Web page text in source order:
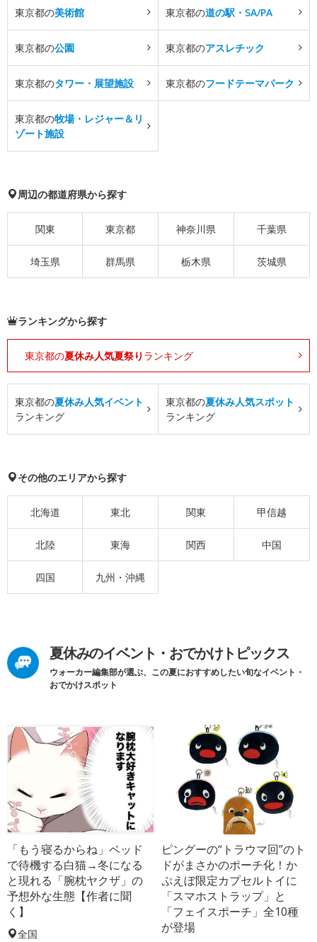
東京都の美術館 東京都の道の駅・SA/PA
東京都の公園 東京都のアスレチック
東京都のタワー・展望施設 東京都のフードテーマパーク
東京都の牧場・レジャー＆リ
ゾート施設
周辺の都道府県から探す
関東 東京都 神奈川県 千葉県
埼玉県 群馬県 栃木県 茨城県
ランキングから探す
東京都の夏休み人気夏祭り ランキング
東京都の夏休み人気イベント
ランキング
東京都の夏休み人気スポット
ランキング
その他のエリアから探す
北海道 東北 関東 甲信越
北陸 東海 関西 中国
四国 九州・沖縄
夏休みのイベント・おでかけトピックス
ウォーカー編集部が選ぶ、この夏におすすめしたい旬なイベント・
おでかけスポット
「もう寝るからね」ベッド
で待機する白猫→冬になる
と現れる「腕枕ヤクザ」の
予想外な生態【作者に聞
く】
全国
ピングーの“トラウマ回”のト
ドがまさかのポーチ化！か
ぷえぼ限定カプセルトイに
「スマホストラップ」と
「フェイスポーチ」全10種
が登場